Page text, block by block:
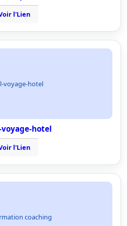
l'Lien
voyage-hotel
hotel
l'Lien
coaching